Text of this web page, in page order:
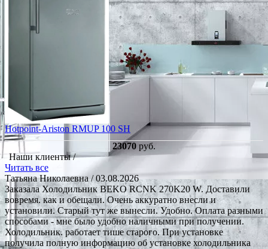
Hotpoint-Ariston RMUP 100 SH
23070 руб.
Наши клиенты /
Читать все
Татьяна Николаевна/ 03.08.2026
Заказала Холодильник BEKO RCNK 270K20 W. Доставили
вовремя. как и обещали. Очень аккуратно внесли и
установили. Старый тут же вынесли. Удобно. Оплата разными
способами - мне было удобно наличными при получении.
Холодильник. работает тише старого. При установке
получила полную информацию об установке холодильника